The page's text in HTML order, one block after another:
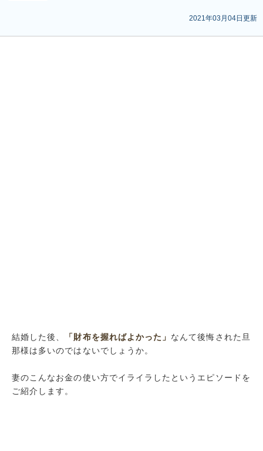
2021年03月04日更新
結婚した後、 「財布を握ればよかった」 なんて後悔された旦
那様は多いのではないでしょうか。
妻のこんなお金の使い方でイライラしたというエピソードを
ご紹介します。